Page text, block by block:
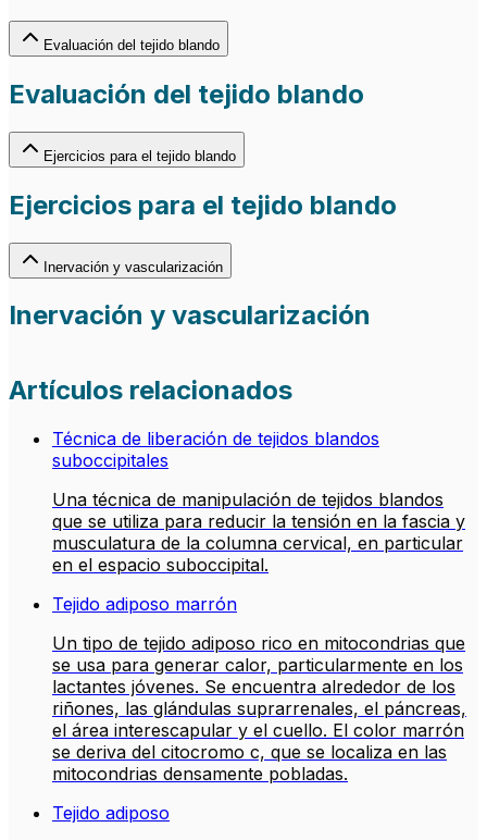
Evaluación del tejido blando
Evaluación del tejido blando
Ejercicios para el tejido blando
Ejercicios para el tejido blando
Inervación y vascularización
Inervación y vascularización
Artículos relacionados
Técnica de liberación de tejidos blandos
suboccipitales
Una técnica de manipulación de tejidos blandos
que se utiliza para reducir la tensión en la fascia y
musculatura de la columna cervical, en particular
en el espacio suboccipital.
Tejido adiposo marrón
Un tipo de tejido adiposo rico en mitocondrias que
se usa para generar calor, particularmente en los
lactantes jóvenes. Se encuentra alrededor de los
riñones, las glándulas suprarrenales, el páncreas,
el área interescapular y el cuello. El color marrón
se deriva del citocromo c, que se localiza en las
mitocondrias densamente pobladas.
Tejido adiposo